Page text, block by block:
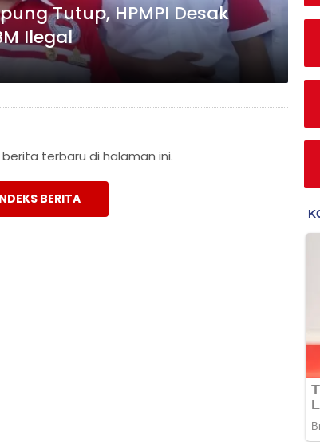
Tutup, HPMPI Desak
Ilegal
terbaru di halaman ini.
BERITA